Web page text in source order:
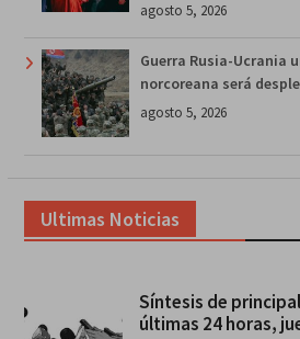
agosto 5, 2026
Guerra Rusia-Ucrania
norcoreana será
agosto 5, 2026
Ultimas Noticias
Síntesis de
últimas 24 horas,